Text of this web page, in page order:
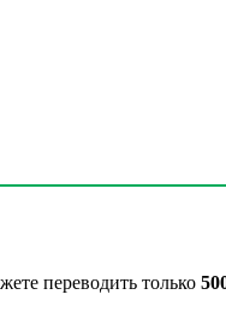
переводить только